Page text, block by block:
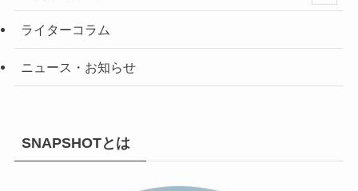
ライターコラム
ニュース・お知らせ
SNAPSHOTとは